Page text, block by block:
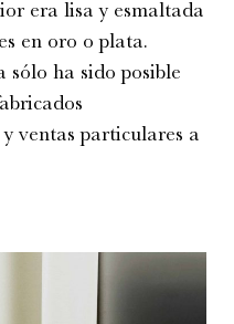
era lisa y esmaltada
en oro o plata.
sólo ha sido posible
ventas particulares a